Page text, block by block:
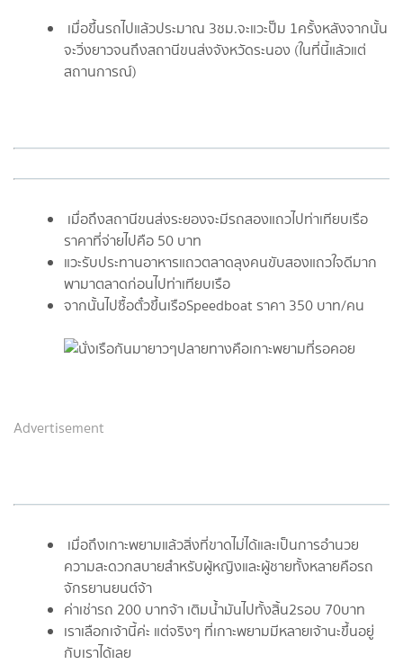
เมื่อขึ้นรถไปแล้วประมาณ 3ชม.จะแวะปั๊ม 1ครั้งหลังจากนั้น
จะวิ่งยาวจนถึงสถานีขนส่งจังหวัดระนอง (ในที่นี้แล้วแต่
สถานการณ์)
เมื่อถึงสถานีขนส่งระยองจะมีรถสองแถวไปท่าเทียบเรือ
ราคาที่จ่ายไปคือ 50 บาท
แวะรับประทานอาหารแถวตลาดลุงคนขับสองแถวใจดีมาก
พามาตลาดก่อนไปท่าเทียบเรือ
จากนั้นไปซื้อตั๋วขึ้นเรือSpeedboat ราคา 350 บาท/คน
Advertisement
เมื่อถึงเกาะพยามแล้วสิ่งที่ขาดไม่ได้และเป็นการอำนวย
ความสะดวกสบายสำหรับผู้หญิงและผู้ชายทั้งหลายคือรถ
จักรยานยนต์จ้า
ค่าเช่ารถ 200 บาทจ้า เติมน้ำมันไปทั้งสิ้น2รอบ 70บาท
เราเลือกเจ้านี้ค่ะ แต่จริงๆ ที่เกาะพยามมีหลายเจ้านะขึ้นอยู่
กับเราได้เลย